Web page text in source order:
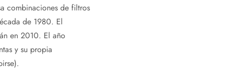
combinaciones de filtros
de 1980. El
en 2010. El año
y su propia